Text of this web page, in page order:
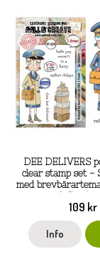
DEE DELIVERS
clear stamp set -
med
109 kr
Info